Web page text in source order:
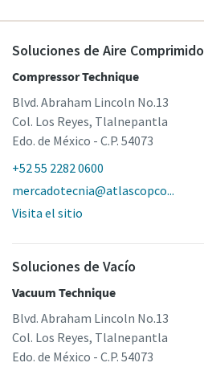
Soluciones de Aire Comprimido
Compressor Technique
Blvd. Abraham Lincoln No.13
Col. Los Reyes, Tlalnepantla
Edo. de México - C.P. 54073
+52 55 2282 0600
mercadotecnia@atlascopco...
Visita el sitio
Soluciones de Vacío
Vacuum Technique
Blvd. Abraham Lincoln No.13
Col. Los Reyes, Tlalnepantla
Edo. de México - C.P. 54073